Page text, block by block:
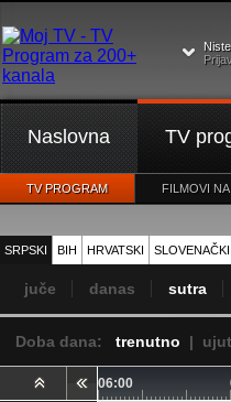
Naslovna TV
TV PROGRAM FILMOVI
SRPSKI BIH HRVATSKI SLOVENAČKI
juče danas sutra
Doba dana: trenutno |
06:00